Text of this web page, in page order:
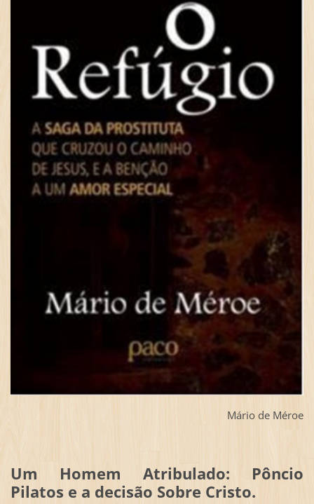
Mário de Méroe
Um Homem Atribulado: Pôncio
Pilatos e a decisão Sobre Cristo.